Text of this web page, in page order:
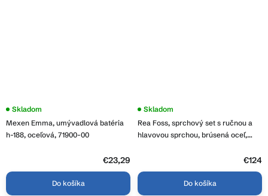
Mexen Emma, umývadlová batéria
h-188, oceľová, 71900-00
Priemerné
produktu
je
Skladom
€23,29
Do košíka
Rea Foss, sprchový set s ručnou a
hlavovou sprchou, brúsená oceľ,
Skladom
€124
Do košíka